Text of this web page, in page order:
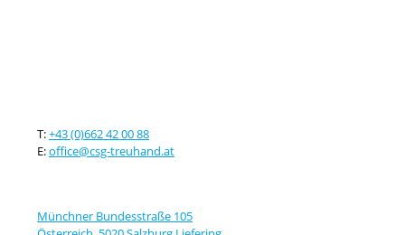
T:+43 (0)662 42 00 88
E:office@csg-treuhand.at
Münchner Bundesstraße 105